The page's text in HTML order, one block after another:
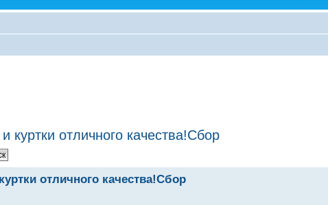
куртки отличного качества!Сбор
отличного качества!Сбор